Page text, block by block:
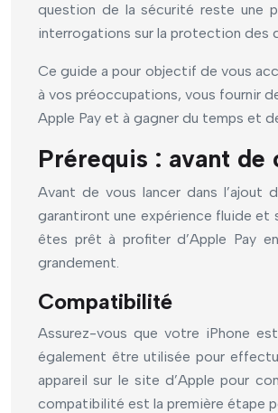
question de la sécurité reste une
interrogations sur la protection des
Ce guide a pour objectif de vous
à vos préoccupations, vous fournir
Apple Pay et à gagner du temps et
Prérequis : avant
Avant de vous lancer dans l’ajout
garantiront une expérience fluide et
êtes prêt à profiter d’Apple Pay
grandement.
Compatibilité
Assurez-vous que votre iPhone
également être utilisée pour
appareil sur le site d’Apple pour
compatibilité est la première étape